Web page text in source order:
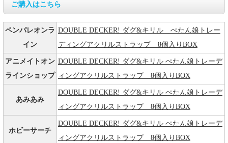
ご購入はこちら
ペンパレオンラ
イン
DOUBLE DECKER! ダグ&キリル ぺたん娘トレー
ディングアクリルストラップ 8個入りBOX
アニメイトオン
ラインショップ
DOUBLE DECKER! ダグ&キリル ぺたん娘トレーデ
ィングアクリルストラップ 8個入りBOX
あみあみ
DOUBLE DECKER! ダグ&キリル ぺたん娘トレーデ
ィングアクリルストラップ 8個入りBOX
ホビーサーチ
DOUBLE DECKER! ダグ&キリル ぺたん娘トレーデ
ィングアクリルストラップ 8個入りBOX